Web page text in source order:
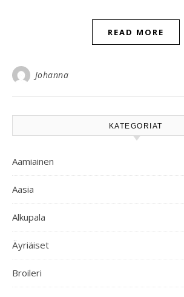
READ MORE
Johanna
KATEGORIAT
Aamiainen
Aasia
Alkupala
Äyriäiset
Broileri